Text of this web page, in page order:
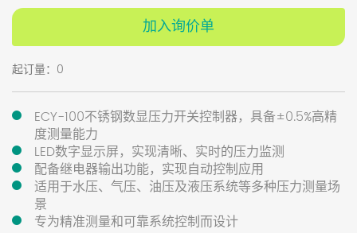
加入询价单
起订量：0
ECY-100不锈钢数显压力开关控制器，具备±0.5%高精
度测量能力
LED数字显示屏，实现清晰、实时的压力监测
配备继电器输出功能，实现自动控制应用
适用于水压、气压、油压及液压系统等多种压力测量场
景
专为精准测量和可靠系统控制而设计